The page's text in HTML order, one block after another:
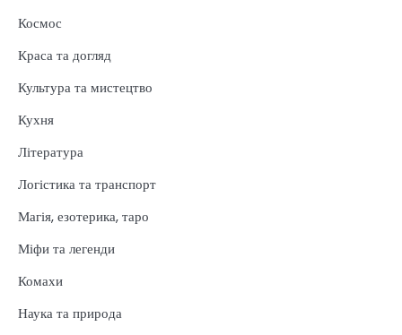
Космос
Краса та догляд
Культура та мистецтво
Кухня
Література
Логістика та транспорт
Магія, езотерика, таро
Міфи та легенди
Комахи
Наука та природа